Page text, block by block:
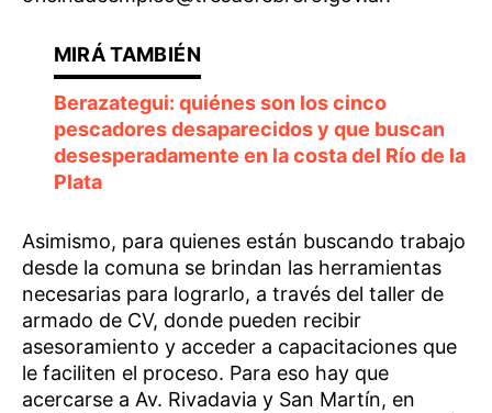
Berazategui: quiénes son los cinco
pescadores desaparecidos y que buscan
desesperadamente en la costa del Río de la
Plata
Asimismo, para quienes están buscando trabajo
desde la comuna se brindan las herramientas
necesarias para lograrlo, a través del taller de
armado de CV, donde pueden recibir
asesoramiento y acceder a capacitaciones que
le faciliten el proceso. Para eso hay que
acercarse a Av. Rivadavia y San Martín, en